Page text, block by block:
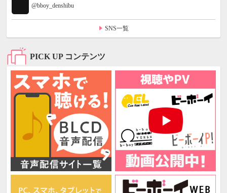
@bboy_denshibu
SNS一覧
PICK UP コンテンツ